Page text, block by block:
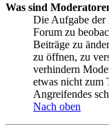
Was sind
Die Aufgabe der
Forum zu
Beiträge zu
zu öffnen, zu
verhindern
etwas nicht zum
Angreifendes
Nach oben